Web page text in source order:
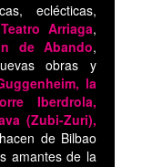
eclécticas,
Teatro Arriaga,
de Abando,
obras y
la
Iberdrola,
(Zubi-Zuri),
de Bilbao
amantes de la